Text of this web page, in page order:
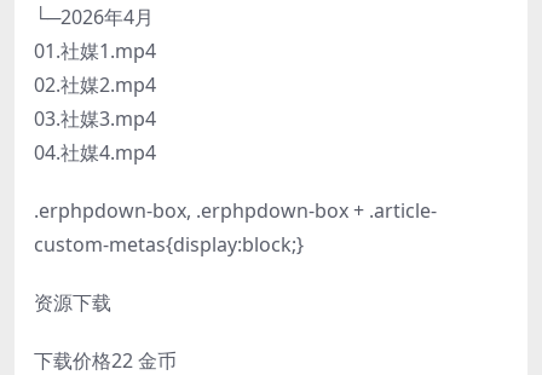
└─2026年4月
01.社媒1.mp4
02.社媒2.mp4
03.社媒3.mp4
04.社媒4.mp4
.erphpdown-box, .erphpdown-box + .article-
custom-metas{display:block;}
资源下载
下载价格22金币